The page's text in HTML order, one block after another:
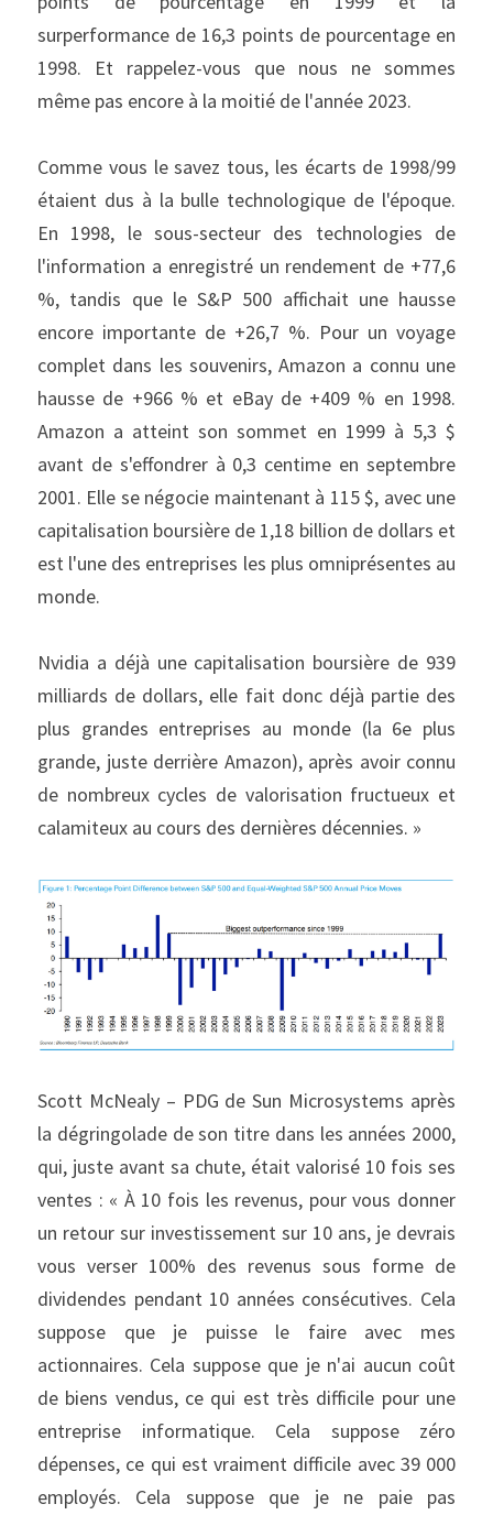
surperformance de 16,3 points de pourcentage en
1998. Et rappelez-vous que nous ne sommes
même pas encore à la moitié de l'année 2023.
Comme vous le savez tous, les écarts de 1998/99
étaient dus à la bulle technologique de l'époque.
En 1998, le sous-secteur des technologies de
l'information a enregistré un rendement de +77,6
%, tandis que le S&P 500 affichait une hausse
encore importante de +26,7 %. Pour un voyage
complet dans les souvenirs, Amazon a connu une
hausse de +966 % et eBay de +409 % en 1998.
Amazon a atteint son sommet en 1999 à 5,3 $
avant de s'effondrer à 0,3 centime en septembre
2001. Elle se négocie maintenant à 115 $, avec une
capitalisation boursière de 1,18 billion de dollars et
est l'une des entreprises les plus omniprésentes au
monde.
Nvidia a déjà une capitalisation boursière de 939
milliards de dollars, elle fait donc déjà partie des
plus grandes entreprises au monde (la 6e plus
grande, juste derrière Amazon), après avoir connu
de nombreux cycles de valorisation fructueux et
calamiteux au cours des dernières décennies. »
Scott McNealy – PDG de Sun Microsystems après
la dégringolade de son titre dans les années 2000,
qui, juste avant sa chute, était valorisé 10 fois ses
ventes : « À 10 fois les revenus, pour vous donner
un retour sur investissement sur 10 ans, je devrais
vous verser 100% des revenus sous forme de
dividendes pendant 10 années consécutives. Cela
suppose que je puisse le faire avec mes
actionnaires. Cela suppose que je n'ai aucun coût
de biens vendus, ce qui est très difficile pour une
entreprise informatique. Cela suppose zéro
dépenses, ce qui est vraiment difficile avec 39 000
employés. Cela suppose que je ne paie pas